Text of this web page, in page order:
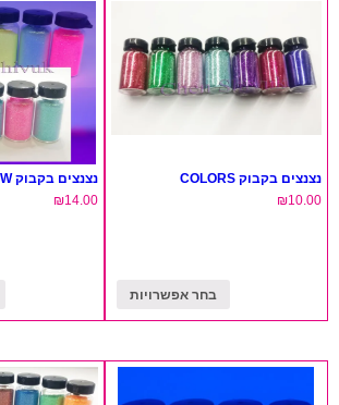
נצנצים בקבוק COLORS
₪10.00
בחר אפשרויות
נצנצים בקבוק RAINBOW
₪14.00